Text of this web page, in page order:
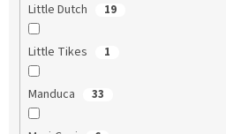
Little Dutch 19
Little Tikes 1
Manduca 33